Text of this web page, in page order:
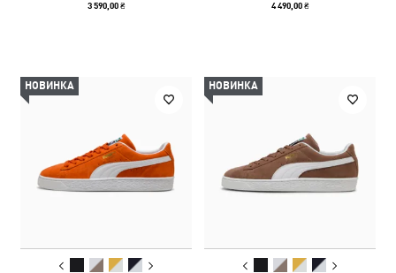
3 590,00 ₴ 4 490,00 ₴
НОВИНКА НОВИНКА